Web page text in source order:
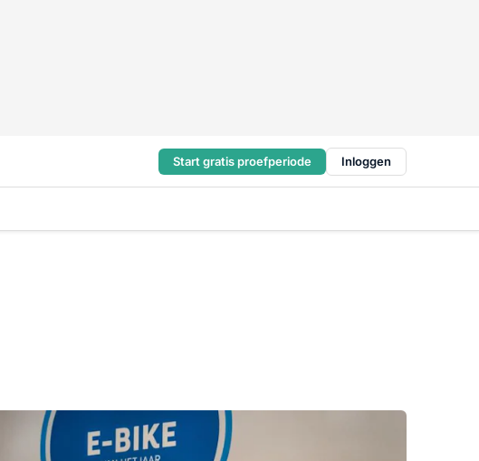
Start gratis proefperiode Inloggen